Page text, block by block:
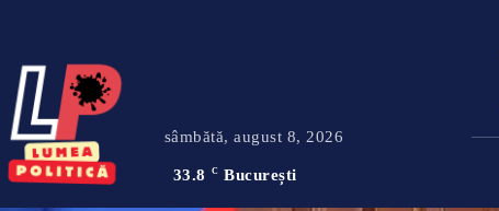
sâmbătă, august 8, 2026
33.8 C București